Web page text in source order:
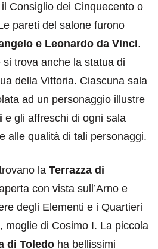
Consiglio dei Cinquecento o
pareti del salone furono
e Leonardo da Vinci.
si trova anche la statua di
della Vittoria. Ciascuna sala
ad un personaggio illustre
e gli affreschi di ogni sala
alle qualità di tali personaggi.
la Terrazza di
con vista sull’Arno e
degli Elementi e i Quartieri
moglie di Cosimo I. La piccola
di Toledo ha bellissimi